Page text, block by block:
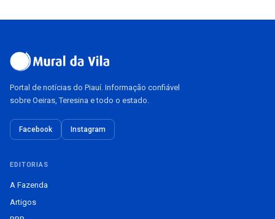
Portal de notícias do Piauí. Informação confiável
sobre Oeiras, Teresina e todo o estado.
Facebook Instagram
EDITORIAS
A Fazenda
Artigos